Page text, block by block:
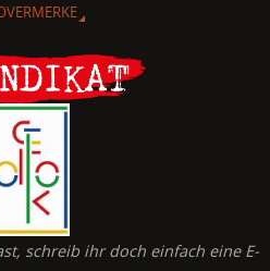
schreib ihr doch einfach eine E-